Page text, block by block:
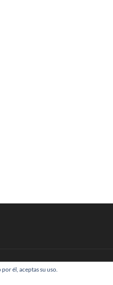
| © Todos los derechos reservados
él, aceptas su uso.